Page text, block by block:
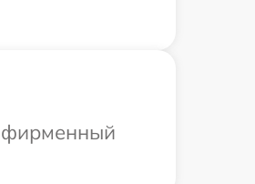
фирменный